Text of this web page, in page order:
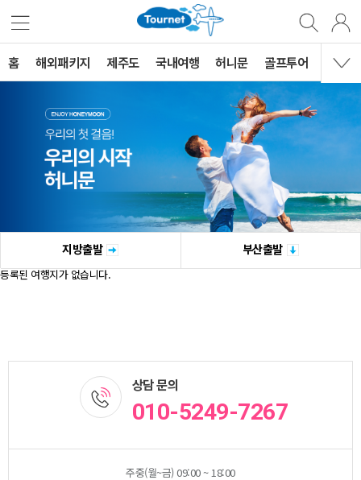
홈 해외패키지 제주도 국내여행 허니문 골프투어 MVG
지방출발 부산출발
등록된 여행지가 없습니다.
상담 문의
010-5249-7267
주중(월~금) 09:00 ~ 18:00